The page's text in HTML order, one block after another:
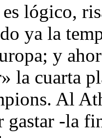
lógico,
ya la
y
la cuarta
Al
gastar -la